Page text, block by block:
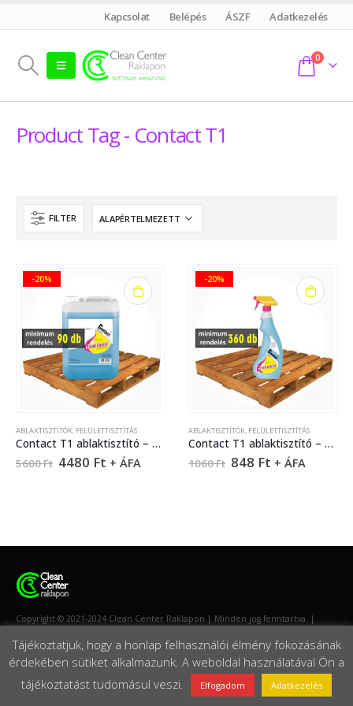
Kapcsolat Belépés ÁSZF Adatkezelés
0
Product Tag - Contact T1
FILTER
-20%
ABLAKTISZTÍTÓK, FELÜLETTISZTÍTÁS
Contact T1 ablaktisztító – 5 liter
5600Ft 4480 Ft + ÁFA
-20%
ABLAKTISZTÍTÓK, FELÜLETTISZTÍTÁS
Contact T1 ablaktisztító – 750 ml
1060Ft 848 Ft + ÁFA
Copyright © 2021-2024 Clean Center Raklapon | Minden jog fenntartva. |
Tájékoztatjuk, hogy a honlap felhasználói élmény fokozásának
érdekében sütiket alkalmazunk. A weboldal használatával Ön a
tájékoztatást tudomásul veszi.
Elfogadom Adatkezelés